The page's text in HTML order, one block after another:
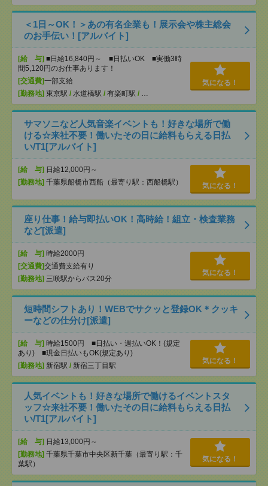
＜1日～OK！＞あの有名企業も！展示会や株主総会
のお手伝い！[アルバイト]
[給 与] ■日給16,840円～ ■日払いOK ■実働3時
間5,120円のお仕事あります！
[交通費]一部支給
[勤務地] 東京駅 / 水道橋駅 / 有楽町駅 / …
気になる！
サマソニなど人気音楽イベントも！好きな場所で働
ける☆来社不要！働いたその日に給料もらえる日払
い/T1[アルバイト]
[給 与] 日給12,000円～
[勤務地] 千葉県船橋市西船（最寄り駅：西船橋駅） 気になる！
座り仕事！給与即払いOK！高時給！組立・検査業務
など[派遣]
[給 与] 時給2000円
[交通費]交通費支給有り
[勤務地] 三咲駅からバス20分
気になる！
短時間シフトあり！WEBでサクッと登録OK＊クッキ
ーなどの仕分け[派遣]
[給 与] 時給1500円 ■日払い・週払いOK！(規定
あり) ■現金日払いもOK(規定あり)
[勤務地] 新宿駅 / 新宿三丁目駅
気になる！
人気イベントも！好きな場所で働けるイベントスタ
ッフ☆来社不要！働いたその日に給料もらえる日払
い/T1[アルバイト]
[給 与] 日給13,000円～
[勤務地] 千葉県千葉市中央区新千葉（最寄り駅：千
葉駅）
気になる！